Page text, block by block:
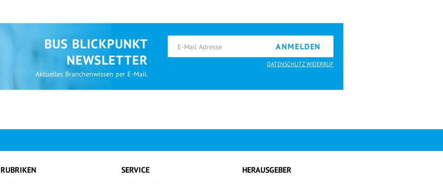
BUS BLICKPUNKT
NEWSLETTER
Aktuelles Branchenwissen per E-Mail.
ANMELDEN
DATENSCHUTZ WIDERRUF
RUBRIKEN
SERVICE
HERAUSGEBER